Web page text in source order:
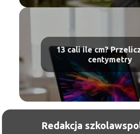
13 cali ile cm?
centymetry
Redakcja